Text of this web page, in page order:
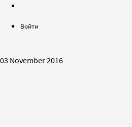
Войти
03 November 2016